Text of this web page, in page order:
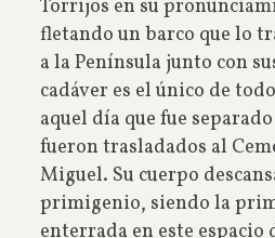
Torrijos en su
fletando un barco que lo
a la Península junto con
cadáver es el único de
aquel día que fue
fueron trasladados al
Miguel. Su cuerpo
primigenio, siendo la
enterrada en este espacio